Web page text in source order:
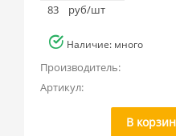
83
руб/шт
Наличие: много
Производитель:
Артикул:
В